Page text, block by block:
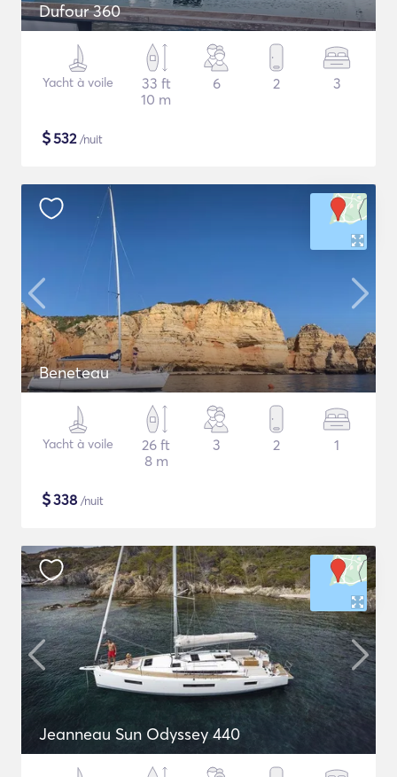
Dufour 360
Yacht à voile
33 ft
10 m
6 2 3
$532/nuit
Beneteau
Yacht à voile
26 ft
8 m
3 2 1
$338 /nuit
Jeanneau Sun Odyssey 440